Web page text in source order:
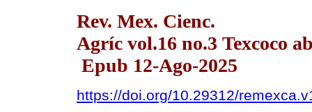
Rev. Mex. Cienc.
Agríc vol.16 no.3 Texcoco
Epub 12-Ago-2025
https://doi.org/10.29312/